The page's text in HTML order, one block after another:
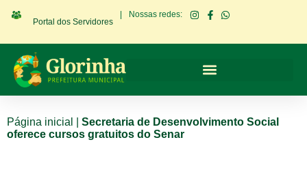
Portal dos Servidores
Nossas redes:
Página inicial
Secretaria de Desenvolvimento Social
oferece cursos gratuitos do Senar